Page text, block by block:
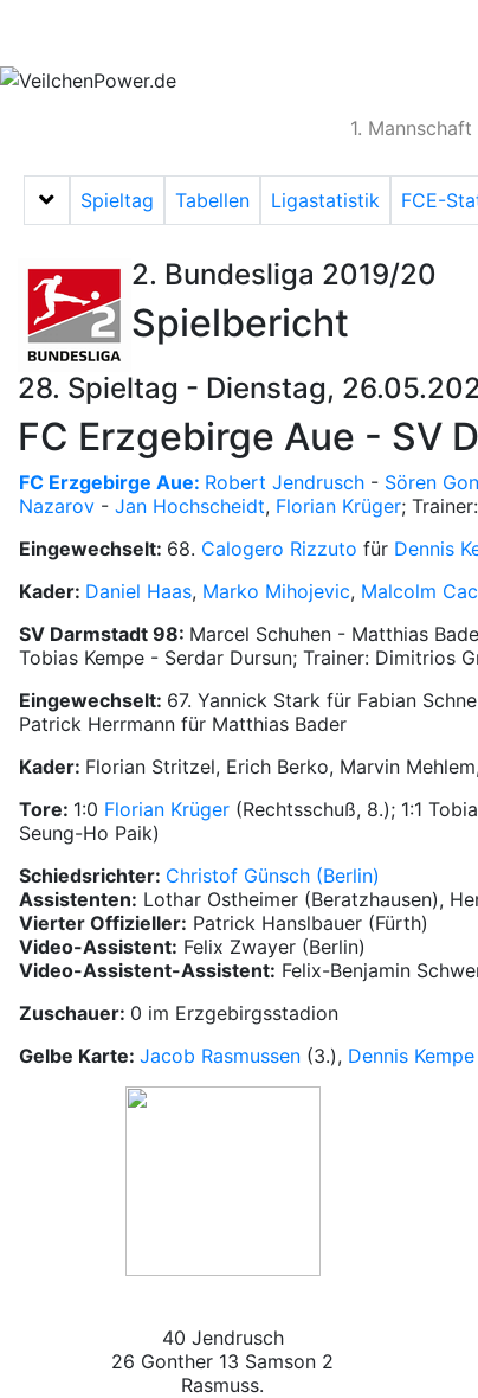
1. Mannschaft
Menü auf-/zuklappen
Spieltag Tabellen Ligastatistik FCE-
2. Bundesliga 2019/20
Spielbericht
28. Spieltag - Dienstag,
FC Erzgebirge Aue - SV
FC Erzgebirge Aue: Robert Jendrusch - Sören
Nazarov - Jan Hochscheidt, Florian Krüger;
Eingewechselt: 68. Calogero Rizzuto für Dennis
Kader: Daniel Haas, Marko Mihojevic, Malcolm
SV Darmstadt 98: Marcel Schuhen - Matthias
Tobias Kempe - Serdar Dursun; Trainer: Dimitrios
Eingewechselt: 67. Yannick Stark für Fabian
Patrick Herrmann für Matthias Bader
Kader: Florian Stritzel, Erich Berko, Marvin
Tore: 1:0 Florian Krüger (Rechtsschuß, 8.); 1:1
Seung-Ho Paik)
Schiedsrichter: Christof Günsch (Berlin)
Assistenten: Lothar Ostheimer (Beratzhausen),
Vierter Offizieller: Patrick Hanslbauer (Fürth)
Video-Assistent: Felix Zwayer (Berlin)
Video-Assistent-Assistent: Felix-Benjamin
Zuschauer: 0 im Erzgebirgsstadion
Gelbe Karte: Jacob Rasmussen (3.), Dennis Kempe
40 Jendrusch
26 Gonther 13 Samson 2
Rasmuss.